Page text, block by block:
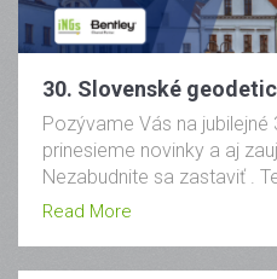
30. Slovenské
Pozývame Vás na jubilejné
prinesieme novinky a aj
Nezabudnite sa zastaviť .
Read More